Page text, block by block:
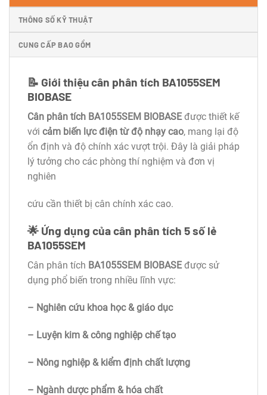
THÔNG SỐ KỸ THUẬT
CUNG CẤP BAO GỒM
📝 Giới thiệu cân phân tích BA1055SEM
BIOBASE
Cân phân tích BA1055SEM BIOBASEđược thiết kế
với cảm biến lực điện từ độ nhạy cao, mang lại độ
ổn định và độ chính xác vượt trội. Đây là giải pháp
lý tưởng cho các phòng thí nghiệm và đơn vị
nghiên
cứu cần thiết bị cân chính xác cao.
🌟 Ứng dụng của cân phân tích 5 số lẻ
BA1055SEM
Cân phân tích BA1055SEM BIOBASEđược sử
dụng phổ biến trong nhiều lĩnh vực:
– Nghiên cứu khoa học & giáo dục
– Luyện kim & công nghiệp chế tạo
– Nông nghiệp & kiểm định chất lượng
– Ngành dược phẩm & hóa chất